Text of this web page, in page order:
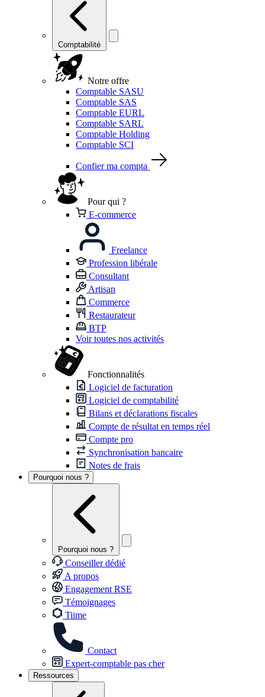
Comptabilité
Notre offre
Comptable SASU
Comptable SAS
Comptable EURL
Comptable SARL
Comptable Holding
Comptable SCI
Confier ma compta
Pour qui ?
E-commerce
Freelance
Profession libérale
Consultant
Artisan
Commerce
Restaurateur
BTP
Voir toutes nos activités
Fonctionnalités
Logiciel de facturation
Logiciel de comptabilité
Bilans et déclarations fiscales
Compte de résultat en temps réel
Compte pro
Synchronisation bancaire
Notes de frais
Pourquoi nous ?
Pourquoi nous ?
Conseiller dédié
A propos
Engagement RSE
Témoignages
Tiime
Contact
Expert-comptable pas cher
Ressources